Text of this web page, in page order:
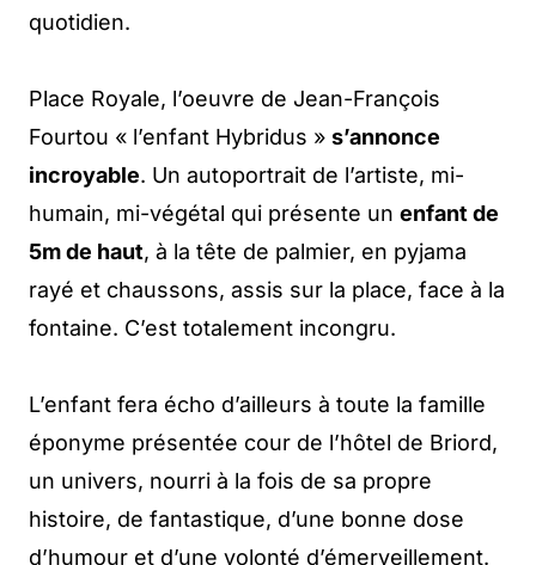
quotidien.
Place Royale, l’oeuvre de Jean-François
Fourtou « l’enfant Hybridus » s’annonce
incroyable. Un autoportrait de l’artiste, mi-
humain, mi-végétal qui présente un enfant de
5m de haut, à la tête de palmier, en pyjama
rayé et chaussons, assis sur la place, face à la
fontaine. C’est totalement incongru.
L’enfant fera écho d’ailleurs à toute la famille
éponyme présentée cour de l’hôtel de Briord,
un univers, nourri à la fois de sa propre
histoire, de fantastique, d’une bonne dose
d’humour et d’une volonté d’émerveillement.